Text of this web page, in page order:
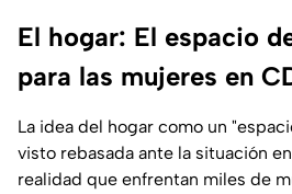
El hogar: El espacio
para las mujeres en
La idea del hogar como un
visto rebasada ante la situación
realidad que enfrentan miles de